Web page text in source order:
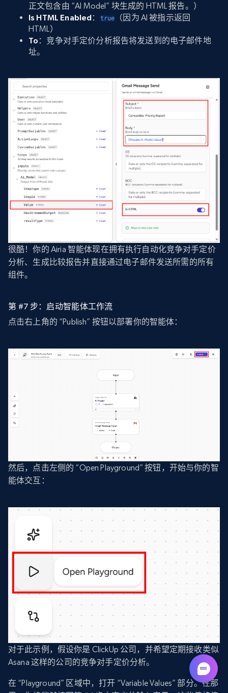
正文包含由 “AI Model” 块生成的 HTML 报告。）
Is HTML Enabled： true
（因为 AI 被指示返回
HTML）
To ：竞争对手定价分析报告将发送到的电子邮件地
址。
很酷！你的 Airia 智能体现在拥有执行自动化竞争对手定价
分析、生成比较报告并直接通过电子邮件发送所需的所有
组件。
第 #7 步：启动智能体工作流
点击右上角的 “Publish” 按钮以部署你的智能体：
然后，点击左侧的 “Open Playground” 按钮，开始与你的智
能体交互：
对于此示例，假设你是 ClickUp 公司，并希望定期接收类似
Asana 这样的公司的竞争对手定价分析。
在 “Playground” 区域中，打开 “Variable Values” 部分。在那